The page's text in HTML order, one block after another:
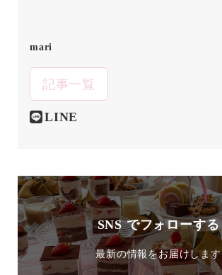
mari
記事一覧
LINE
SNS でフォローする
最新の情報をお届けします